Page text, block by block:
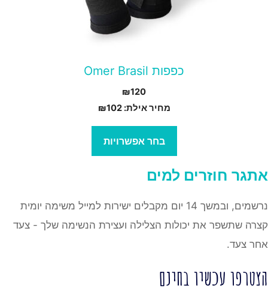
כפפות Omer Brasil
₪120
מחיר אילת:
₪102
בחר אפשרויות
אתגר חוזרים למים
נרשמים, ובמשך 14 יום מקבלים ישירות למייל משימה יומית
קצרה שתשפר את יכולות הצלילה ועצירת הנשימה שלך - צעד
אחר צעד.
הצטרפו עכשיו בחינם